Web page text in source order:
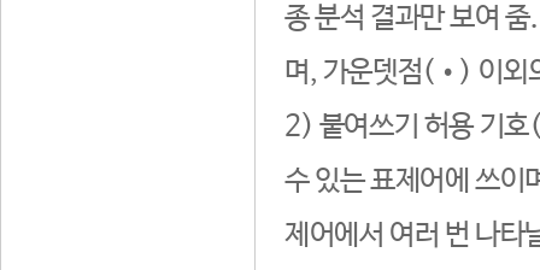
종 분석 결과만 보여
며, 가운뎃점(•) 이외
2) 붙여쓰기 허용 기호
수 있는 표제어에 쓰이
제어에서 여러 번 나타